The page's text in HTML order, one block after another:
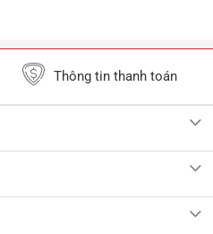
Thông tin thanh toán